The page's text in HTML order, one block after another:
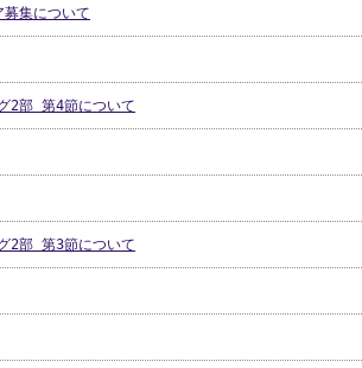
集について
2部 第4節について
2部 第3節について